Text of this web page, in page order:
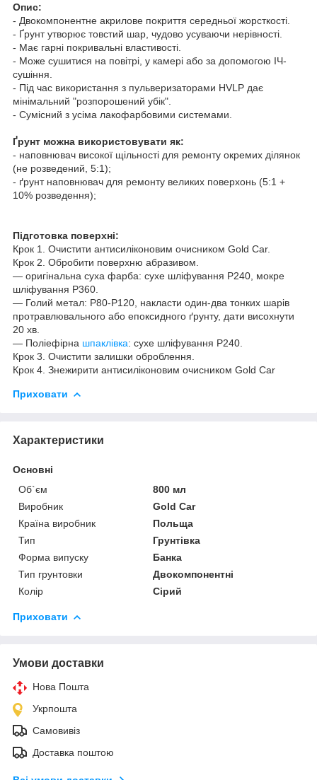
Опис:
- Двокомпонентне акрилове покриття середньої жорсткості.
- Ґрунт утворює товстий шар, чудово усуваючи нерівності.
- Має гарні покривальні властивості.
- Може сушитися на повітрі, у камері або за допомогою ІЧ-
сушіння.
- Під час використання з пульверизаторами HVLP дає
мінімальний "розпорошений убік".
- Сумісний з усіма лакофарбовими системами.
Ґрунт можна використовувати як:
- наповнювач високої щільності для ремонту окремих ділянок
(не розведений, 5:1);
- ґрунт наповнювач для ремонту великих поверхонь (5:1 +
10% розведення);
Підготовка поверхні:
Крок 1. Очистити антисиліконовим очисником Gold Car.
Крок 2. Обробити поверхню абразивом.
— оригінальна суха фарба: сухе шліфування P240, мокре
шліфування P360.
— Голий метал: P80-P120, накласти один-два тонких шарів
протравлювального або епоксидного ґрунту, дати висохнути
20 хв.
— Поліефірна шпаклівка: сухе шліфування P240.
Крок 3. Очистити залишки оброблення.
Крок 4. Знежирити антисиліконовим очисником Gold Car
Приховати
Характеристики
Основні
Об`єм
800 мл
Виробник
Gold Car
Країна виробник
Польща
Тип
Грунтівка
Форма випуску
Банка
Тип грунтовки
Двокомпонентні
Колір
Сірий
Приховати
Умови доставки
Нова Пошта
Укрпошта
Самовивіз
Доставка поштою